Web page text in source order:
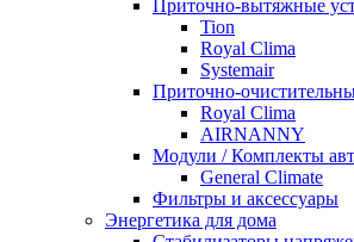
Приточно-вытяжные
Tion
Royal Clima
Systemair
Приточно-
Royal Clima
AIRNANNY
Модули / Комплекты
General Climate
Фильтры и аксессуары
Энергетика для дома